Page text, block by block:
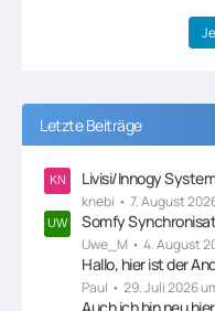
Letzte Beiträge
Livisi/Innogy
knebi 7. August
Somfy
Uwe_M 4. August
Hallo, hier ist der
Paul 29. Juli 2026
Auch ich bin neu hier